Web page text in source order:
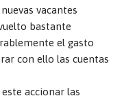
vacantes
bastante
el gasto
con ello las cuentas
accionar las